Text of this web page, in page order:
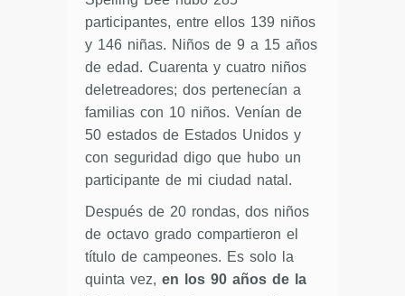
participantes, entre ellos 139 niños
y 146 niñas. Niños de 9 a 15 años
de edad. Cuarenta y cuatro niños
deletreadores; dos pertenecían a
familias con 10 niños. Venían de
50 estados de Estados Unidos y
con seguridad digo que hubo un
participante de mi ciudad natal.
Después de 20 rondas, dos niños
de octavo grado compartieron el
título de campeones. Es solo la
quinta vez, en los 90 años de la